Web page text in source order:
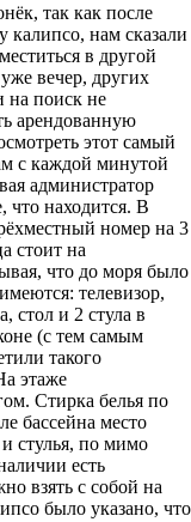
так как после
калипсо, нам сказали
в другой
вечер, других
на поиск не
арендованную
этот самый
с каждой минутой
администратор
что находится. В
номер на 3
стоит на
что до моря было
телевизор,
стол и 2 стула в
(с тем самым
такого
этаже
Стирка белья по
бассейна место
стулья, по мимо
есть
взять с собой на
было указано, что